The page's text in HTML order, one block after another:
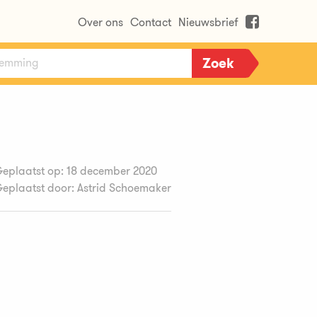
Over ons Contact Nieuwsbrief
op: 18 december 2020
door: Astrid Schoemaker